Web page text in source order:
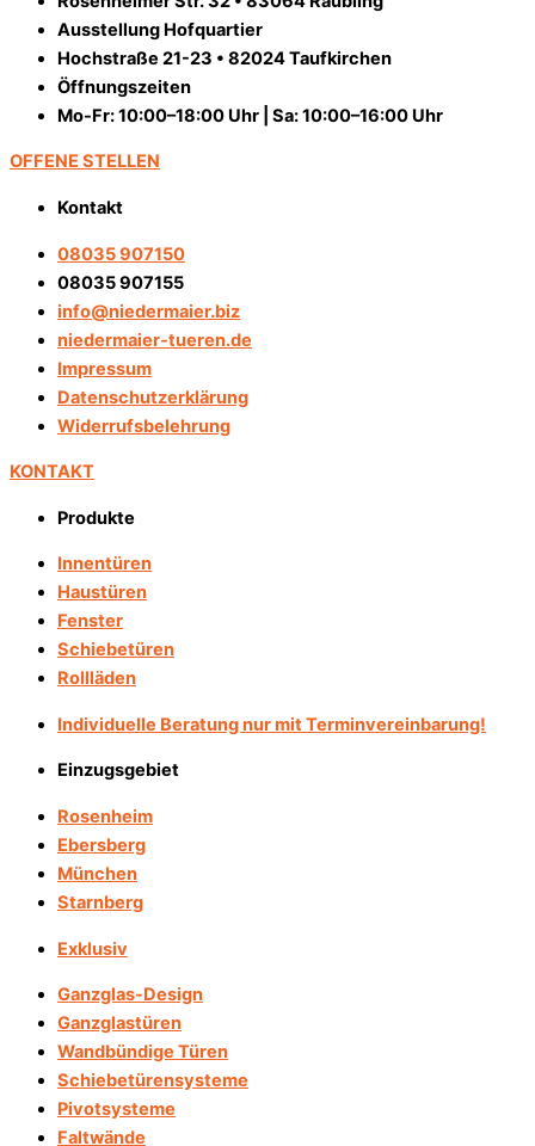
Ausstellung Hofquartier
Hochstraße 21-23 • 82024 Taufkirchen
Öffnungszeiten
Mo-Fr: 10:00–18:00 Uhr | Sa: 10:00–16:00 Uhr
OFFENE STELLEN
Kontakt
08035 907150
08035 907155
info@niedermaier.biz
niedermaier-tueren.de
Impressum
Datenschutzerklärung
Widerrufsbelehrung
KONTAKT
Produkte
Innentüren
Haustüren
Fenster
Schiebetüren
Rollläden
Individuelle Beratung nur mit Terminvereinbarung!
Einzugsgebiet
Rosenheim
Ebersberg
München
Starnberg
Exklusiv
Ganzglas-Design
Ganzglastüren
Wandbündige Türen
Schiebetürensysteme
Pivotsysteme
Faltwände